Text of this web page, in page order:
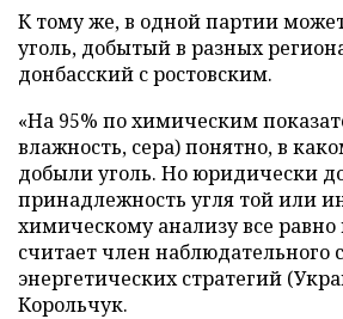
К тому же, в одной партии
уголь, добытый в разных
донбасский с ростовским.
«На 95% по химическим
влажность, сера) понятно, в
добыли уголь. Но юридически
принадлежность угля той или
химическому анализу все равно
считает член наблюдательного
энергетических стратегий
Корольчук.